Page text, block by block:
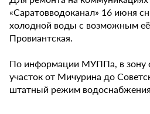
«Саратовводоканал» 16 июня
холодной воды с возможным
Провиантская.
По информации МУППа, в зону
участок от Мичурина до
штатный режим